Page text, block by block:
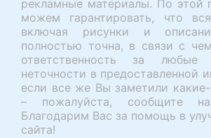
рекламные материалы. По этой
можем гарантировать, что
включая рисунки и
полностью точна, в связи с
ответственность за
неточности в предоставленной
если все же Вы заметили
– пожалуйста, сообщите
Благодарим Вас за помощь в
сайта!